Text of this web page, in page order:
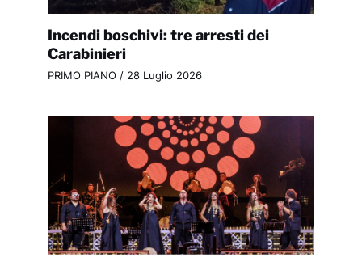
Incendi boschivi: tre arresti dei
Carabinieri
PRIMO PIANO / 28 Luglio 2026